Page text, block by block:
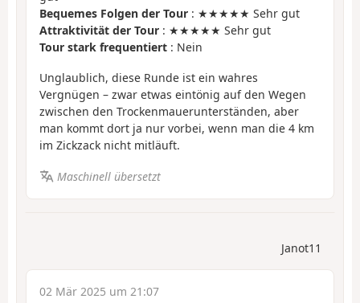
Bequemes Folgen der Tour : ★★★★★ Sehr gut
Attraktivität der Tour : ★★★★★ Sehr gut
Tour stark frequentiert : Nein
Unglaublich, diese Runde ist ein wahres
Vergnügen – zwar etwas eintönig auf den Wegen
zwischen den Trockenmauerunterständen, aber
man kommt dort ja nur vorbei, wenn man die 4 km
im Zickzack nicht mitläuft.
Maschinell übersetzt
Janot11
02 Mär 2025 um 21:07